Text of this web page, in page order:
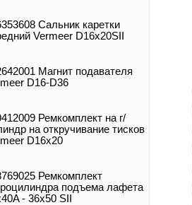
Сальник каретки
Vermeer D16x20SII
Магнит подавателя
D16-D36
Ремкомплект на г/
на откручивание тисков
D16x20
Ремкомплект
подъема лафета
- 36x50 SII